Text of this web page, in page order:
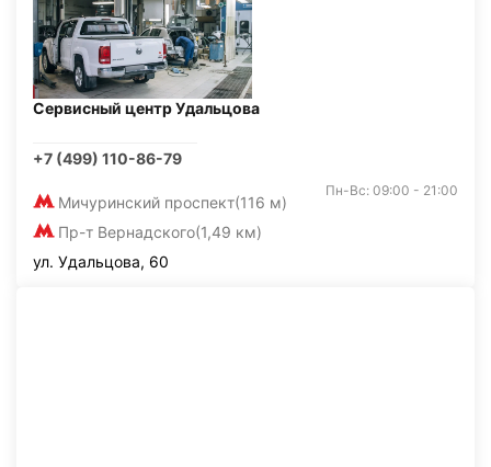
Сервисный центр Удальцова
+7 (499) 110-86-79
Мичуринский проспект(116 м)
Пр-т Вернадского(1,49 км)
Пн-Вс: 09:00 - 21:00
ул. Удальцова, 60